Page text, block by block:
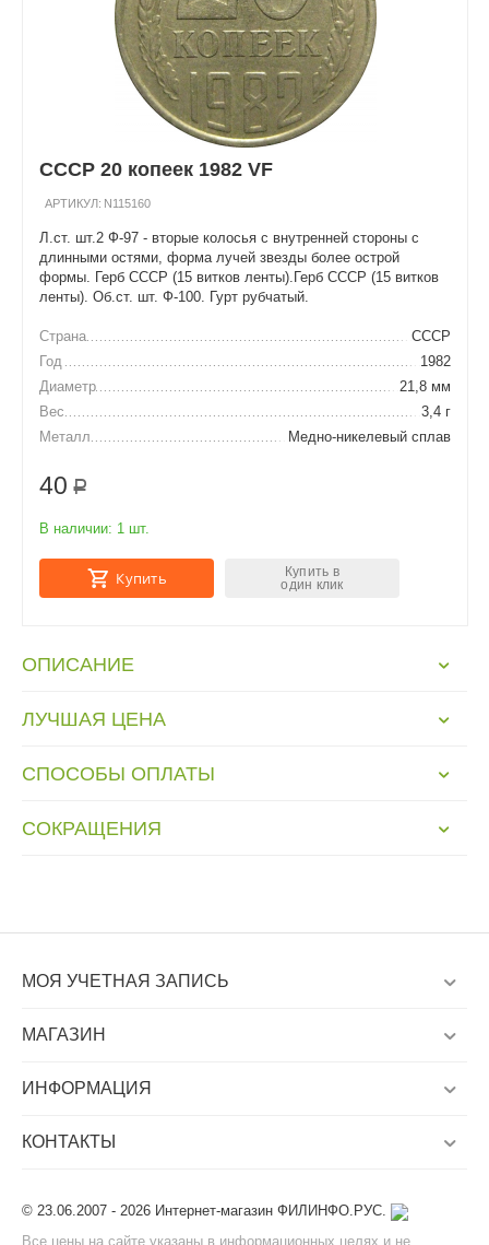
СССР 20 копеек 1982 VF
АРТИКУЛ: N115160
Л.ст. шт.2 Ф-97 - вторые колосья с внутренней стороны с
длинными остями, форма лучей звезды более острой
формы. Герб СССР (15 витков ленты).Герб СССР (15 витков
ленты). Об.ст. шт. Ф-100. Гурт рубчатый.
Страна
СССР
Год
1982
Диаметр
21,8 мм
Вес
3,4 г
Металл
Медно-никелевый сплав
40 Р
В наличии: 1 шт.
Купить
Купить в
один клик
ОПИСАНИЕ
ЛУЧШАЯ ЦЕНА
СПОСОБЫ ОПЛАТЫ
СОКРАЩЕНИЯ
МОЯ УЧЕТНАЯ ЗАПИСЬ
МАГАЗИН
ИНФОРМАЦИЯ
КОНТАКТЫ
© 23.06.2007 - 2026 Интернет-магазин ФИЛИНФО.РУС.
Все цены на сайте указаны в информационных целях и не